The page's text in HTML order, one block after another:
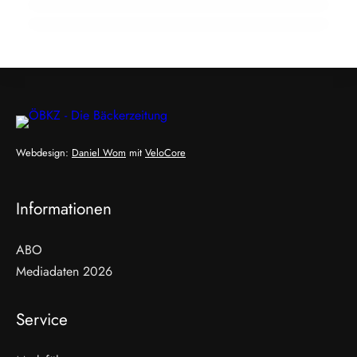
Webdesign: Daniel Wom mit VeloCore
Informationen
ABO
Mediadaten 2026
Service